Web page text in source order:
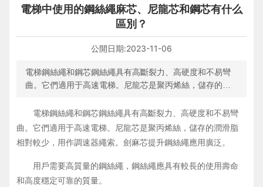
電梯中使用的鋼絲繩麻芯、尼龍芯和鋼芯有什么
區別？
公開日期:2023-11-06
電梯鋼絲繩和鋼芯鋼絲繩具有高斷裂力、高硬度和不易彎
曲。它們適用于高速電梯。尼龍芯是聚丙烯絲，儲存的潤
廣泛。
電梯鋼絲繩和鋼芯鋼絲繩具有高斷裂力、高硬度和不易彎
曲。它們適用于高速電梯。尼龍芯是聚丙烯絲，儲存的潤滑脂
相對較少，用作調速器繩索。劍麻芯提升鋼絲繩應用廣泛。
用戶需要高質量的鋼絲繩，鋼絲繩應具有較長的使用壽命
和高度穩定可靠的質量。